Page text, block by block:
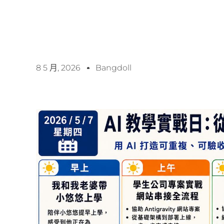
8 5 月, 2026 Bangdoll